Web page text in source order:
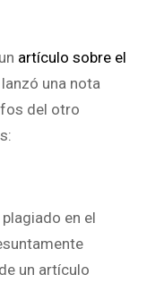
artículo sobre el
una nota
del otro
en el
un artículo